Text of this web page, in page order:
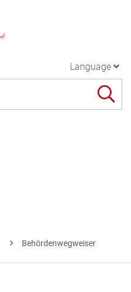
Language
Behördenwegweiser